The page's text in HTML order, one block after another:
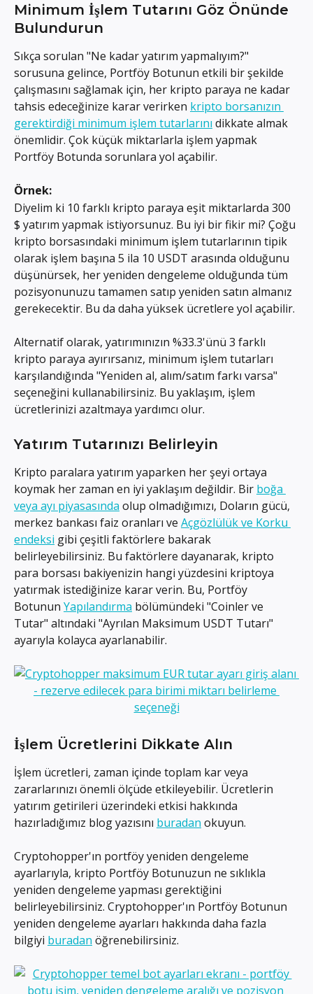
Minimum İşlem Tutarını Göz Önünde
Bulundurun
Sıkça sorulan "Ne kadar yatırım yapmalıyım?"
sorusuna gelince, Portföy Botunun etkili bir şekilde
çalışmasını sağlamak için, her kripto paraya ne kadar
tahsis edeceğinize karar verirken kripto borsanızın
gerektirdiği minimum işlem tutarlarını dikkate almak
önemlidir. Çok küçük miktarlarla işlem yapmak
Portföy Botunda sorunlara yol açabilir.
Örnek:
Diyelim ki 10 farklı kripto paraya eşit miktarlarda 300
$ yatırım yapmak istiyorsunuz. Bu iyi bir fikir mi? Çoğu
kripto borsasındaki minimum işlem tutarlarının tipik
olarak işlem başına 5 ila 10 USDT arasında olduğunu
düşünürsek, her yeniden dengeleme olduğunda tüm
pozisyonunuzu tamamen satıp yeniden satın almanız
gerekecektir. Bu da daha yüksek ücretlere yol açabilir.
Alternatif olarak, yatırımınızın %33.3'ünü 3 farklı
kripto paraya ayırırsanız, minimum işlem tutarları
karşılandığında "Yeniden al, alım/satım farkı varsa"
seçeneğini kullanabilirsiniz. Bu yaklaşım, işlem
ücretlerinizi azaltmaya yardımcı olur.
Yatırım Tutarınızı Belirleyin
Kripto paralara yatırım yaparken her şeyi ortaya
koymak her zaman en iyi yaklaşım değildir. Bir boğa
veya ayı piyasasında olup olmadığımızı, Doların gücü,
merkez bankası faiz oranları ve Açgözlülük ve Korku
endeksi gibi çeşitli faktörlere bakarak
belirleyebilirsiniz. Bu faktörlere dayanarak, kripto
para borsası bakiyenizin hangi yüzdesini kriptoya
yatırmak istediğinize karar verin. Bu, Portföy
Botunun Yapılandırma bölümündeki "Coinler ve
Tutar" altındaki "Ayrılan Maksimum USDT Tutarı"
ayarıyla kolayca ayarlanabilir.
İşlem Ücretlerini Dikkate Alın
İşlem ücretleri, zaman içinde toplam kar veya
zararlarınızı önemli ölçüde etkileyebilir. Ücretlerin
yatırım getirileri üzerindeki etkisi hakkında
hazırladığımız blog yazısını buradan okuyun.
Cryptohopper'ın portföy yeniden dengeleme
ayarlarıyla, kripto Portföy Botunuzun ne sıklıkla
yeniden dengeleme yapması gerektiğini
belirleyebilirsiniz. Cryptohopper'ın Portföy Botunun
yeniden dengeleme ayarları hakkında daha fazla
bilgiyi buradan öğrenebilirsiniz.